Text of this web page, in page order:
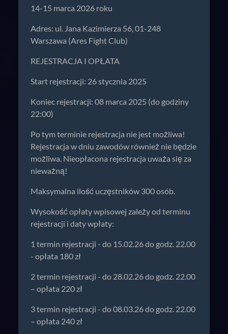
14-15 marca 2026 roku
Adres: ul. Jana Kazimierza 56, 01-248
Warszawa (Ares Fight Club)
REJESTRACJA I OPŁATA
Start rejestracji: 26 stycznia 2025
Koniec rejestracji: 08 marca 2025 (do godziny
22:00)
Po tym terminie rejestracja nie jest możliwa!
Rejestracja w dniu zawodów również nie będzie
możliwa. Nieopłacona rejestracja uważa się za
nieważną!
Maksymalna ilość uczęstników 300 osób.
Wysokość opłaty wpisowej zależy od terminu
rejestracji i daty wpłaty:
1 termin rejestracji - do 15.02.26 do godz. 22.00
- opłata 180 zł
2 termin rejestracji - do 28.02.26 do godz. 22.00
– opłata 220 zł
3 termin rejestracji - do 08.03.26 do godz. 22.00
– opłata 240 zł